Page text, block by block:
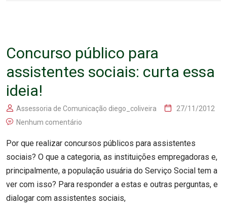
Concurso público para
assistentes sociais: curta essa
ideia!
Assessoria de Comunicação diego_coliveira
27/11/2012
Nenhum comentário
Por que realizar concursos públicos para assistentes
sociais? O que a categoria, as instituições empregadoras e,
principalmente, a população usuária do Serviço Social tem a
ver com isso? Para responder a estas e outras perguntas, e
dialogar com assistentes sociais,